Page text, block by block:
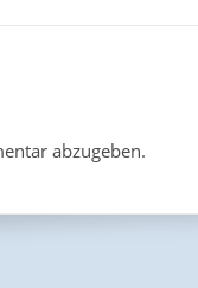
abzugeben.